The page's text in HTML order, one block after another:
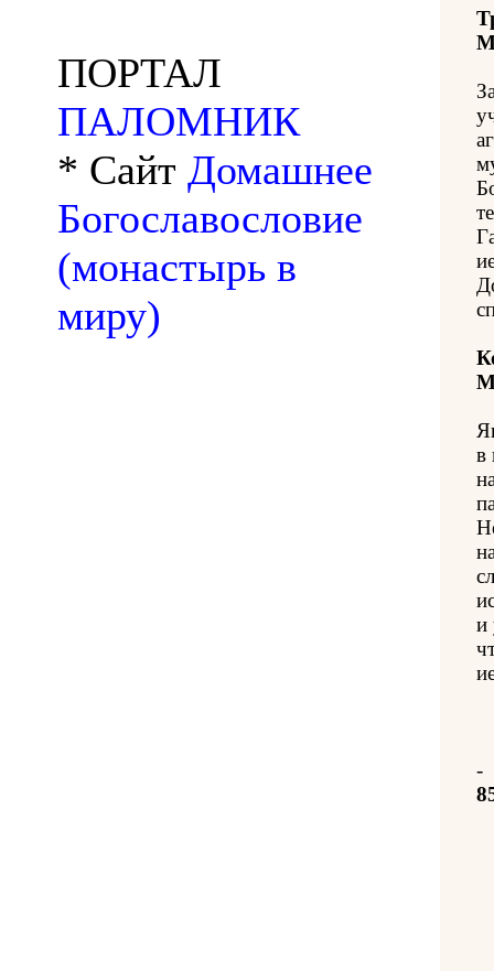
ПОРТАЛ
ПАЛОМНИК
* Сайт Домашнее
Богославословие
(монастырь в
миру)
в
и
-